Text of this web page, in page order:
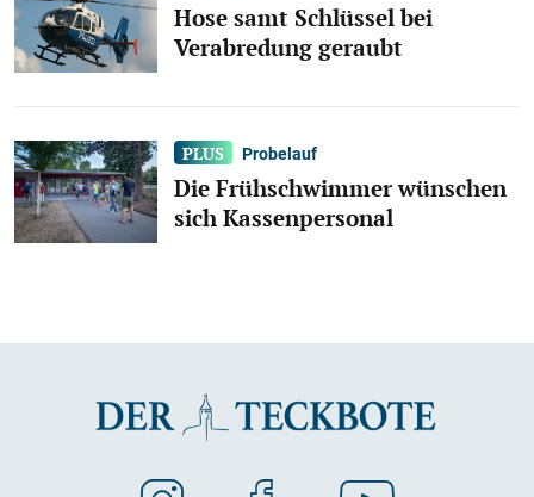
Hose samt Schlüssel bei
Verabredung geraubt
Probelauf
Die Frühschwimmer wünschen
sich Kassenpersonal